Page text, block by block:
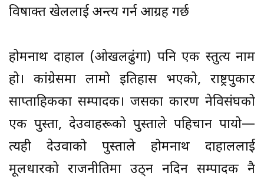
विषाक्त खेललाई अन्त्य गर्न आग्रह गर्छ
होमनाथ दाहाल (ओखलढुंगा) पनि एक स्तुत्य नाम
हो। कांग्रेसमा लामो इतिहास भएको, राष्ट्रपुकार
साप्ताहिकका सम्पादक। जसका कारण नेविसंघको
एक पुस्ता, देउवाहरूको पुस्ताले पहिचान पायो—
त्यही देउवाको पुस्ताले होमनाथ दाहाललाई
मूलधारको राजनीतिमा उठ्न नदिन सम्पादक नै